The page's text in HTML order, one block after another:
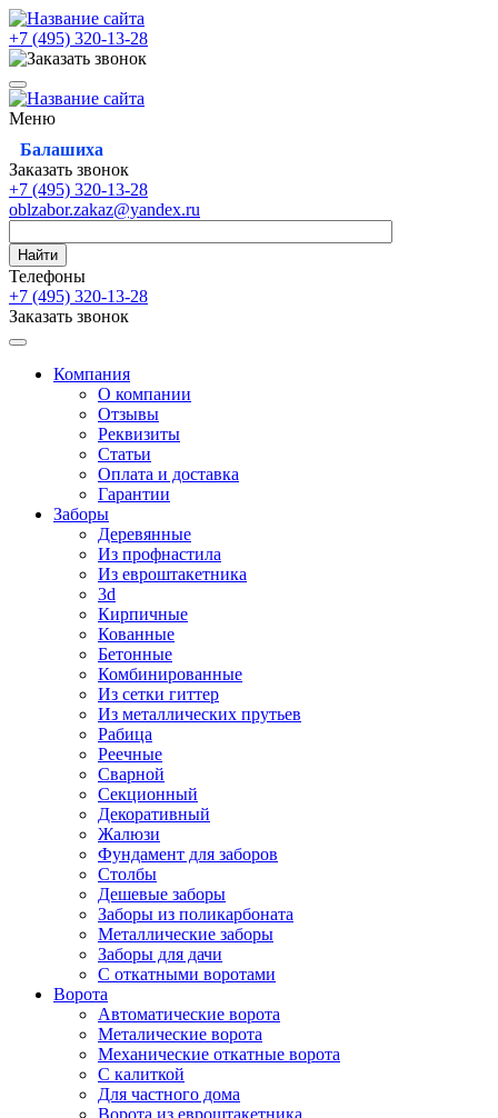
+7 (495) 320-13-28
Меню
Балашиха
Заказать звонок
+7 (495) 320-13-28
oblzabor.zakaz@yandex.ru
Найти
Телефоны
+7 (495) 320-13-28
Заказать звонок
Компания
О компании
Отзывы
Реквизиты
Статьи
Оплата и доставка
Гарантии
Заборы
Деревянные
Из профнастила
Из евроштакетника
3d
Кирпичные
Кованные
Бетонные
Комбинированные
Из сетки гиттер
Из металлических прутьев
Рабица
Реечные
Сварной
Секционный
Декоративный
Жалюзи
Фундамент для заборов
Столбы
Дешевые заборы
Заборы из поликарбоната
Металлические заборы
Заборы для дачи
С откатными воротами
Ворота
Автоматические ворота
Металические ворота
Механические откатные ворота
С калиткой
Для частного дома
Ворота из евроштакетника